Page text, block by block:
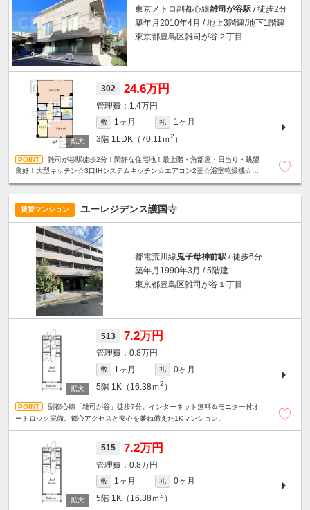
東京メトロ副都心線雑司が谷駅 / 徒歩2分
築年月2010年4月 / 地上3階建/地下1階建
東京都豊島区雑司が谷２丁目
302 24.6万円
1.4万円
敷 1ヶ月 礼
1ヶ月
3階 1LDK（70.11ｍ2 ）
雑司が谷駅徒歩2分！閑静な住宅地！最上階・角部屋・日当り・眺望
良好！大型キッチン☆3口IHシステムキッチン☆エアコン2基☆浴室乾燥機☆温
賃貸マンション ユーレジデンス護国寺
都電荒川線鬼子母神前駅 / 徒歩6分
築年月1990年3月 / 5階建
東京都豊島区雑司が谷１丁目
513 7.2万円
0.8万円
敷 1ヶ月 礼
0ヶ月
5階 1K（16.38ｍ2 ）
副都心線「雑司が谷」徒歩7分。インターネット無料＆モニター付オ
ートロック完備。都心アクセスと安心を兼ね備えた1Kマンション。
515 7.2万円
0.8万円
敷 1ヶ月 礼
0ヶ月
5階 1K（16.38ｍ2 ）